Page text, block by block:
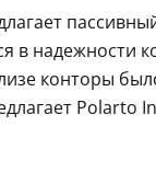
в надежности
конторы
Polarto